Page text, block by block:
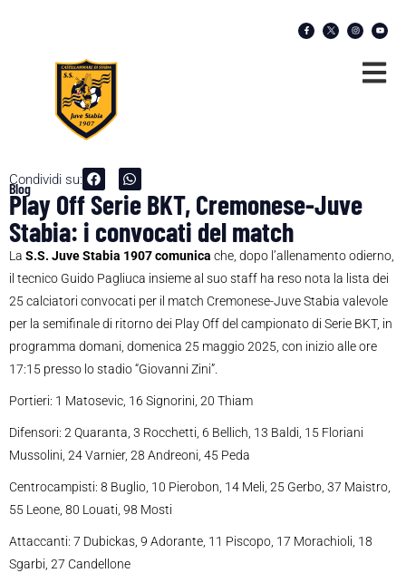
Condividi su:
Blog
Play Off Serie BKT, Cremonese-Juve
Stabia: i convocati del match
La S.S. Juve Stabia 1907 comunica che, dopo l’allenamento odierno,
il tecnico Guido Pagliuca insieme al suo staff ha reso nota la lista dei
25 calciatori convocati per il match Cremonese-Juve Stabia valevole
per la semifinale di ritorno dei Play Off del campionato di Serie BKT, in
programma domani, domenica 25 maggio 2025, con inizio alle ore
17:15 presso lo stadio “Giovanni Zini”.
Portieri: 1 Matosevic, 16 Signorini, 20 Thiam
Difensori: 2 Quaranta, 3 Rocchetti, 6 Bellich, 13 Baldi, 15 Floriani
Mussolini, 24 Varnier, 28 Andreoni, 45 Peda
Centrocampisti: 8 Buglio, 10 Pierobon, 14 Meli, 25 Gerbo, 37 Maistro,
55 Leone, 80 Louati, 98 Mosti
Attaccanti: 7 Dubickas, 9 Adorante, 11 Piscopo, 17 Morachioli, 18
Sgarbi, 27 Candellone